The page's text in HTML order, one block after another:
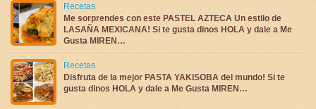
Recetas
Me sorprendes con este PASTEL AZTECA Un estilo de
LASAÑA MEXICANA! Si te gusta dinos HOLA y dale a Me
Gusta MIREN…
Recetas
Disfruta de la mejor PASTA YAKISOBA del mundo! Si te
gusta dinos HOLA y dale a Me Gusta MIREN…